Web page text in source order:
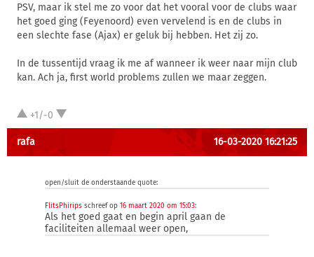
PSV, maar ik stel me zo voor dat het vooral voor de clubs waar
het goed ging (Feyenoord) even vervelend is en de clubs in
een slechte fase (Ajax) er geluk bij hebben. Het zij zo.
In de tussentijd vraag ik me af wanneer ik weer naar mijn club
kan. Ach ja, first world problems zullen we maar zeggen.
+1/-0
rafa 16-03-2020 16:21:25
open/sluit de onderstaande quote:
FlitsPhirips schreef op 16 maart 2020 om 15:03:
Als het goed gaat en begin april gaan de
faciliteiten allemaal weer open,